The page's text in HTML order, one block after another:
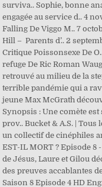
surviva.. Sophie, bonne
engagée au service d.. 4
Falling De Viggo M.. 7
Hill – Parents d’.. 2
Critique Poissonsexe De
refuge De Ric Roman
retrouvé au milieu de la
terrible pandémie qui a
jeune Max McGrath
Synopsis : Une comète est
prov.. Bucket & A.S. |
un collectif de cinéphiles
EST-IL MORT ? Episode 8
de Jésus, Laure et Gilou
des preuves accablantes
Saison 8 Episode 4 HD